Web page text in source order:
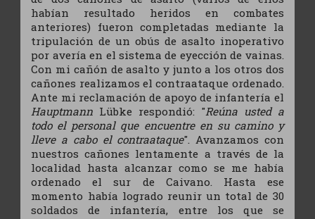
habían resultado heridos en combates
anteriores) fueron completadas mediante la
tripulación de un obús de asalto inoperativo
por avería en el sistema de eyección de vainas.
Con mi cañón de asalto y junto a los otros dos
cañones realizamos el contraataque ordenado.
Ante mi reclamación de apoyo de infantería el
Hauptmann Lübke respondió: "Reúna usted a
todo el personal que encuentre en su camino y
lleve a cabo el contraataque". Avanzamos con
nuestros cañones lentamente a través de la
localidad hasta alcanzar como se me había
ordenado el sur de Caivano. Hasta ese
momento había logrado reunir un total de 30
soldados de infantería, entre los que se